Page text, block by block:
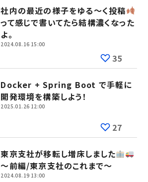
社内の最近の様子をゆる～く投稿
って感じで書いてたら結構濃くなった
よ。
2024.08.16 15:00
35
Docker + Spring Boot で手軽に
開発環境を構築しよう！
2025.01.26 12:00
27
東京支社が移転し増床しました
～前編/東京支社のこれまで～
2024.08.19 13:00